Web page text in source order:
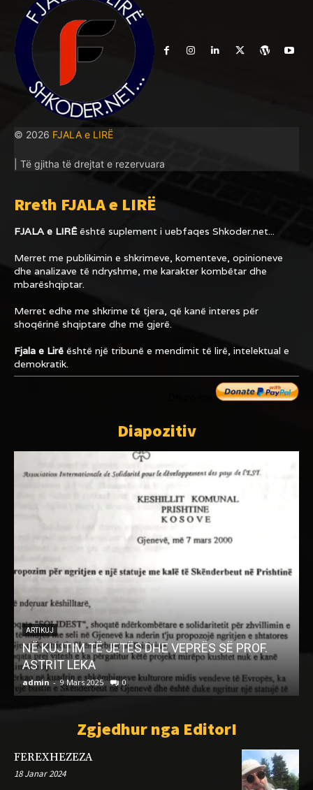
© 2026 FJALA e LIRË
| Të gjitha të drejtat e rezervuara
Rreth FJALA e LIRË
FJALA e LIRËështë suplement i uebfaqes Shkoder.net...
Merret me publikimin e shkrimeve, komenteve, opinioneve
dhe analizave të ndryshme, me karakter kombëtar dhe
mbarëshqiptar.
Merret edhe me shkrime të tjera, që kanë interes për
shoqërinë shqiptare dhe më gjerë.
Fjala e Lirë është një tribunë e mendimit të lirë, intelektual e
demokratik.
Diapozitiv
ARTIKUJ
NË KUJTIM TË JETËS DHE VEPRËS SË PROF.
ASTRIT LEKA
admin - 9 Mars 2025 0
Zgjedhur nga EditorI
FEREXHEZEZA
18 Janar 2024